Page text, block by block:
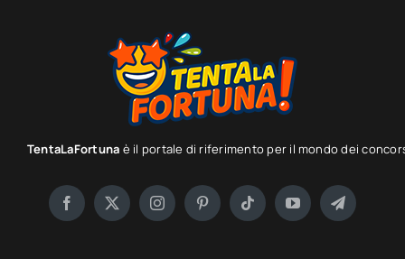
TentaLaFortuna è il portale di riferimento per il mondo dei